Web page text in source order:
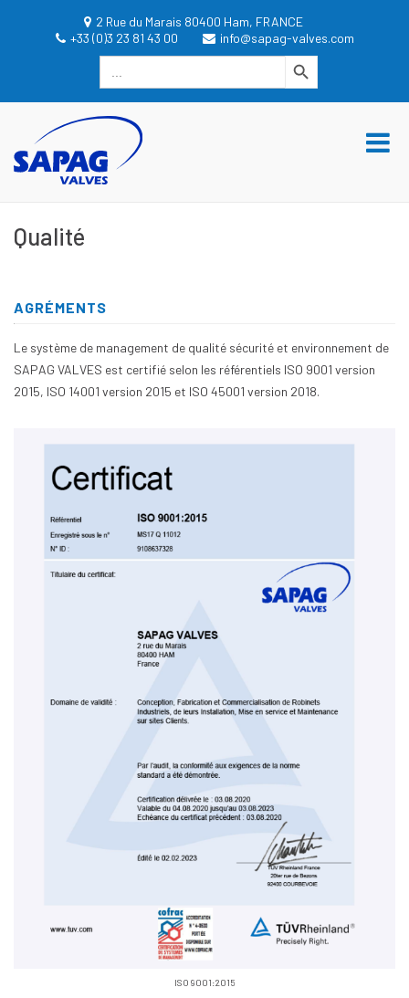
2 Rue du Marais 80400 Ham, FRANCE
+33 (0)3 23 81 43 00
info@sapag-valves.com
Search
for:
Search Button
Qualité
AGRÉMENTS
Le système de management de qualité sécurité et environnement de
SAPAG VALVES est certifié selon les référentiels ISO 9001 version
2015, ISO 14001 version 2015 et ISO 45001 version 2018.
ISO 9001:2015